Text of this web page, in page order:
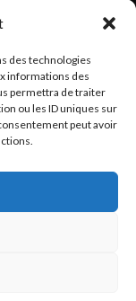
des technologies
informations des
permettra de traiter
ou les ID uniques sur
peut avoir
EUROPE